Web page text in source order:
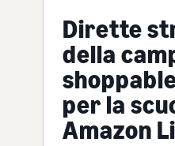
Dirette
della
per la
Amazon